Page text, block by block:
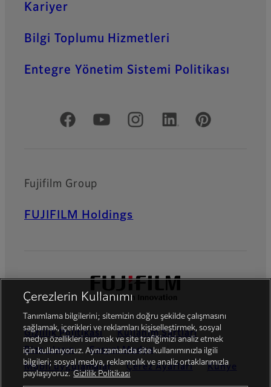
Kariyer
Bilgi Toplumu Hizmetleri
Entegre Yönetim Sistemi Politikası
Resmi Sosyal Medya
Fujifilm Group
FUJIFILM Holdings
Gizlilik Politikası
Kullanım Şartları
Bize ulaşın
Sosyal Medya
Mobil uygulamalar
Çerez Ayarları Künye
Çerezlerin Kullanımı
Tanımlama bilgilerini; sitemizin doğru şekilde çalışmasını
sağlamak, içerikleri ve reklamları kişiselleştirmek, sosyal
medya özellikleri sunmak ve site trafiğimizi analiz etmek
için kullanıyoruz. Aynı zamanda site kullanımınızla ilgili
bilgileri; sosyal medya, reklamcılık ve analiz ortaklarımızla
paylaşıyoruz. Gizlilik Politikası